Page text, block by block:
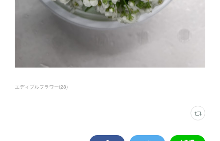
エディブルフラワー(28)